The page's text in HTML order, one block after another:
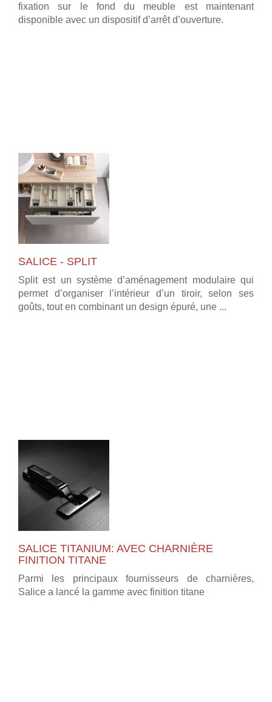
fixation sur le fond du meuble est maintenant
disponible avec un dispositif d’arrêt d’ouverture.
SALICE - SPLIT
Split est un système d’aménagement modulaire qui
permet d’organiser l’intérieur d’un tiroir, selon ses
goûts, tout en combinant un design épuré, une ...
SALICE TITANIUM: AVEC CHARNIÈRE
FINITION TITANE
Parmi les principaux fournisseurs de charnières,
Salice a lancé la gamme avec finition titane